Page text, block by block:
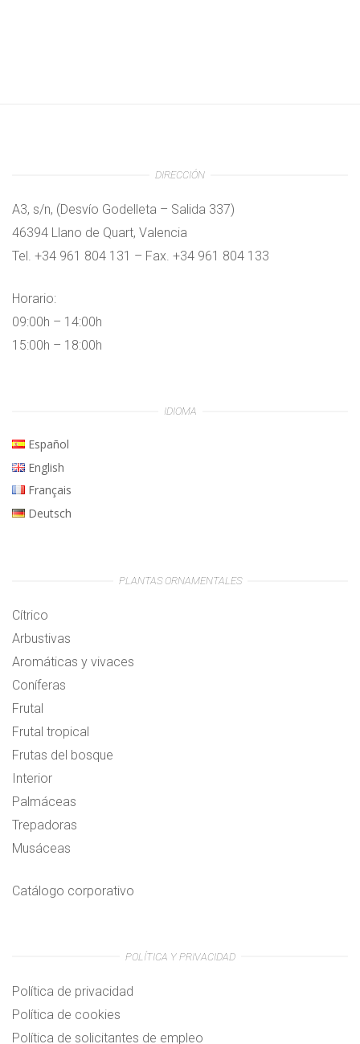
DIRECCIÓN
A3, s/n, (Desvío Godelleta – Salida 337)
46394 Llano de Quart, Valencia
Tel. +34 961 804 131 – Fax. +34 961 804 133
Horario:
09:00h – 14:00h
15:00h – 18:00h
IDIOMA
Español
English
Français
Deutsch
PLANTAS ORNAMENTALES
Cítrico
Arbustivas
Aromáticas y vivaces
Coníferas
Frutal
Frutal tropical
Frutas del bosque
Interior
Palmáceas
Trepadoras
Musáceas
Catálogo corporativo
POLÍTICA Y PRIVACIDAD
Política de privacidad
Política de cookies
Política de solicitantes de empleo